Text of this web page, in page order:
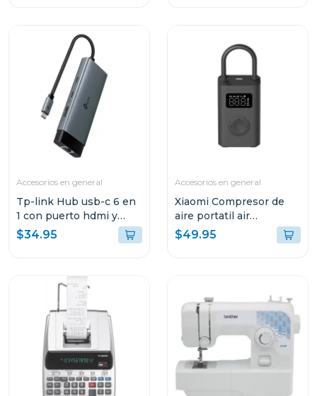
Accesorios en general
Tp-link Hub usb-c 6 en
1 con puerto hdmi y
carga rapida 100w
uh6120
$34.95
Accesorios en general
Xiaomi Compresor de
aire portatil air
compressor 2da gen
$49.95